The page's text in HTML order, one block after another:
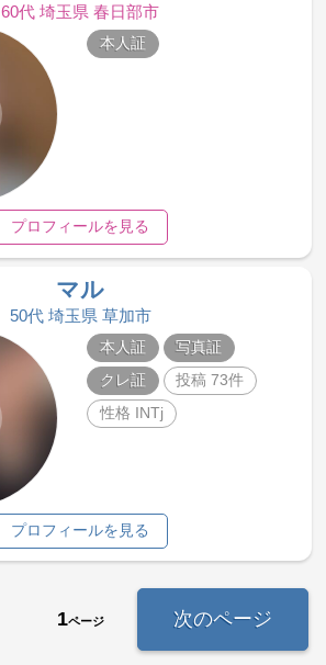
60代 埼玉県 春日部市
本人証
プロフィールを見る
マル
50代 埼玉県 草加市
本人証
写真証
クレ証
投稿 73件
性格 INTj
プロフィールを見る
1ページ 次のページ